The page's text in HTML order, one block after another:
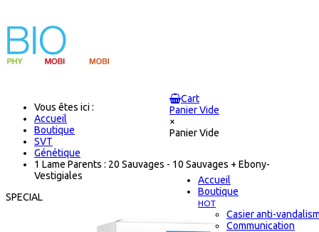
Cart
Panier Vide
×
Panier Vide
Accueil
Boutique
HOT
Casier anti-
Communication
Vous êtes ici :
Accueil
Boutique
SVT
Génétique
1 Lame Parents : 20 Sauvages - 10 Sauvages + Ebony-
Vestigiales
SPECIAL